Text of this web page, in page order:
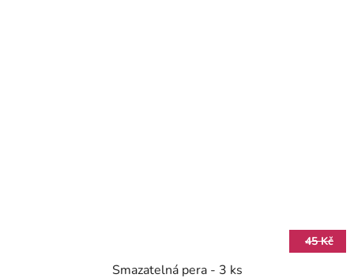
45 Kč
Smazatelná pera - 3 ks